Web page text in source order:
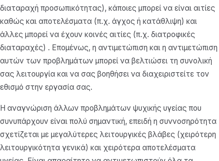
διαταραχή προσωπικότητας), κάποιες μπορεί να είναι αιτίες
καθώς και αποτελέσματα (π.χ. άγχος ή κατάθλιψη) και
άλλες μπορεί να έχουν κοινές αιτίες (π.χ. διατροφικές
διαταραχές) . Επομένως, η αντιμετώπιση και η αντιμετώπιση
αυτών των προβλημάτων μπορεί να βελτιώσει τη συνολική
σας λειτουργία και να σας βοηθήσει να διαχειριστείτε τον
εθισμό στην εργασία σας.
Η αναγνώριση άλλων προβλημάτων ψυχικής υγείας που
συνυπάρχουν είναι πολύ σημαντική, επειδή η συννοσηρότητα
σχετίζεται με μεγαλύτερες λειτουργικές βλάβες (χειρότερη
λειτουργικότητα γενικά) και χειρότερα αποτελέσματα